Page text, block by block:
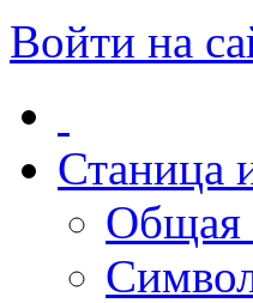
Войти на
Станица
Общая